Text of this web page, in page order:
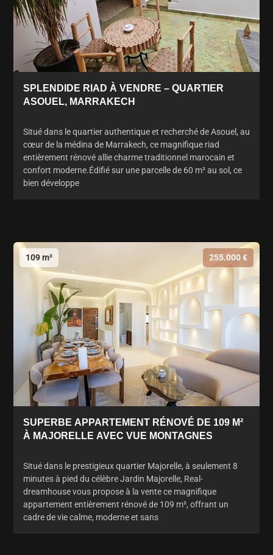
SPLENDIDE RIAD À VENDRE – QUARTIER
ASOUEL, MARRAKECH
Situé dans le quartier authentique et recherché de Asouel, au
cœur de la médina de Marrakech, ce magnifique riad
entièrement rénové allie charme traditionnel marocain et
confort moderne.Édifié sur une parcelle de 60 m² au sol, ce
bien développe
109 m² 255.000 €
SUPERBE APPARTEMENT RÉNOVÉ DE 109 M²
À MAJORELLE AVEC VUE MONTAGNES
Situé dans le prestigieux quartier Majorelle, à seulement 8
minutes à pied du célèbre Jardin Majorelle, Real-
dreamhouse vous propose à la vente ce magnifique
appartement entièrement rénové de 109 m², offrant un
cadre de vie calme, moderne et sans